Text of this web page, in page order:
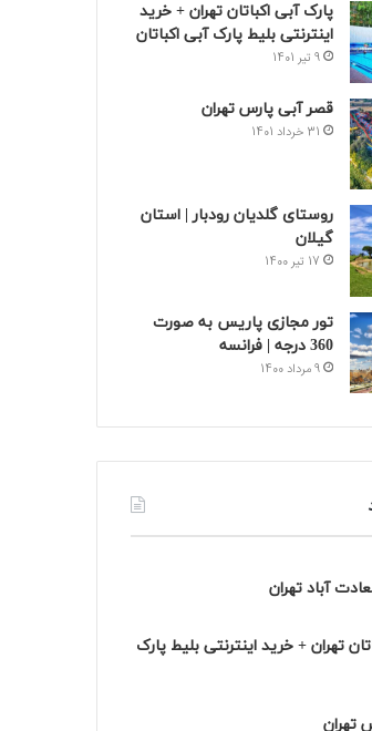
پارک آبی اکباتان تهران + خرید
اینترنتی بلیط پارک آبی اکباتان
9 تیر 1401
قصر آبی پارس تهران
31 خرداد 1401
روستای گلدیان رودبار | استان
گیلان
17 تیر 1400
تور مجازی پاریس به صورت
360 درجه | فرانسه
9 مرداد 1400
آباد تهران
تهران + خرید اینترنتی بلیط پارک
تهران